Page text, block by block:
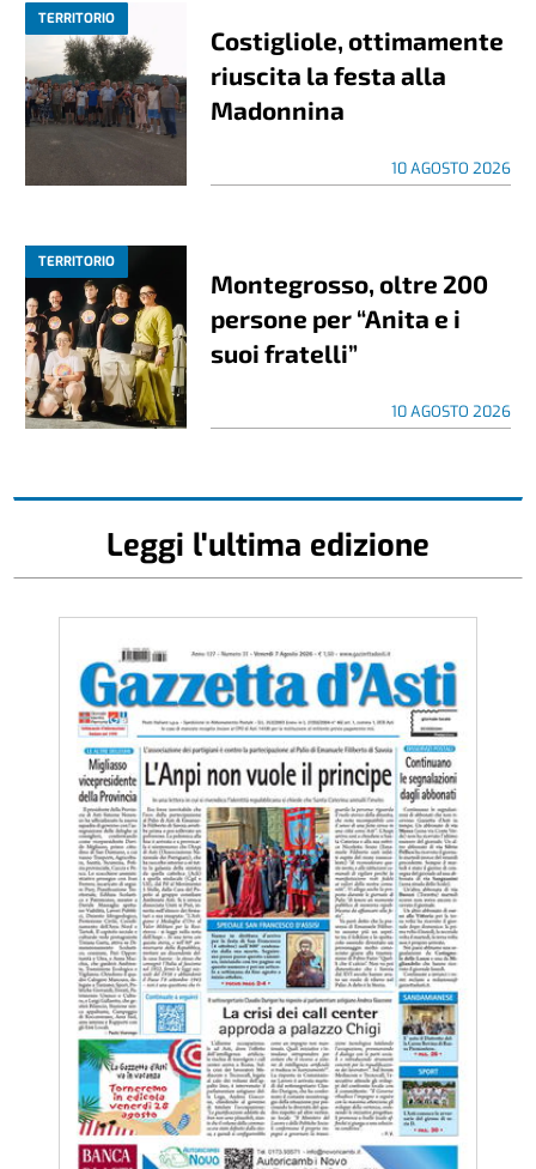
TERRITORIO
Costigliole, ottimamente
riuscita la festa alla
Madonnina
10 AGOSTO 2026
TERRITORIO
Montegrosso, oltre 200
persone per “Anita e i
suoi fratelli”
10 AGOSTO 2026
Leggi l'ultima edizione